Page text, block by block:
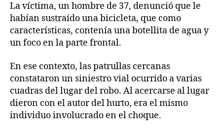
La víctima, un hombre de 37, denunció que le
habían sustraído una bicicleta, que como
características, contenía una botellita de agua y
un foco en la parte frontal.
En ese contexto, las patrullas cercanas
constataron un siniestro vial ocurrido a varias
cuadras del lugar del robo. Al acercarse al lugar
dieron con el autor del hurto, era el mismo
individuo involucrado en el choque.